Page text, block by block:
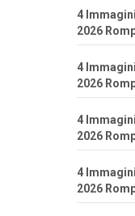
4
2026
4
2026
4
2026
4
2026